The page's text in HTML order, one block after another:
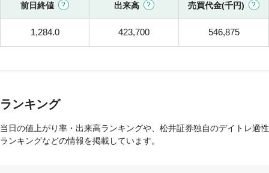
前日終値 出来高 売買代金(千円)
1,284.0 423,700 546,875
ランキング
当日の値上がり率・出来高ランキングや、松井証券独自のデイトレ適性
ランキングなどの情報を掲載しています。